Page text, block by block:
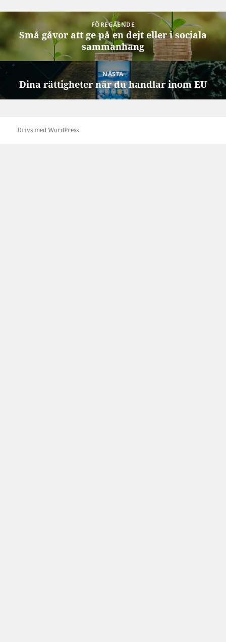
Inläggsnavigering
FÖREGÅENDE
Föregående
Små gåvor att ge på en dejt eller i sociala
sammanhang
NÄSTA
Nästa
inlägg:
Dina rättigheter när du handlar inom EU
Drivs med WordPress